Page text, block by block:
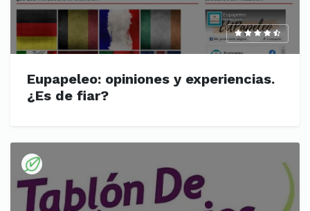
Eupapeleo: opiniones y experiencias.
¿Es de fiar?